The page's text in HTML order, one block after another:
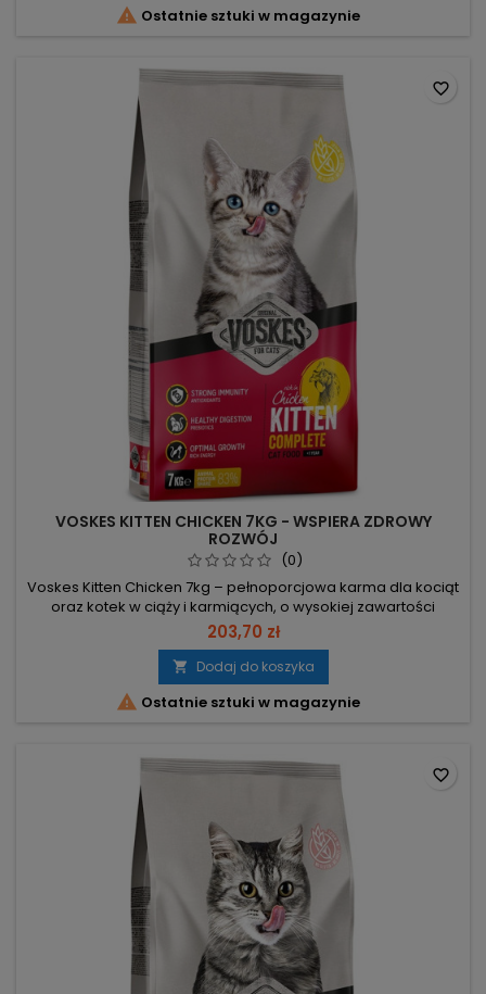
płesznik i pulpa buraczana –...
 Ostatnie sztuki w magazynie
VOSKES KITTEN CHICKEN 7KG - WSPIERA ZDROWY
ROZWÓJ
(0)
Voskes Kitten Chicken 7kg – pełnoporcjowa karma dla kociąt
oraz kotek w ciąży i karmiących, o wysokiej zawartości
energii wspierającej rozwój i codzienną witalność. 7 kg –
opakowanie dostosowane do potrzeb rosnących kociąt i
kotek. Kurczak jako główne białko – wspiera rozwój mięśni,
kości i zębów. Fosforylowana witamina C – klinicznie
potwierdzona...
203,70 zł
 Dodaj do koszyka
 Ostatnie sztuki w magazynie
favorite_border
favorite_border